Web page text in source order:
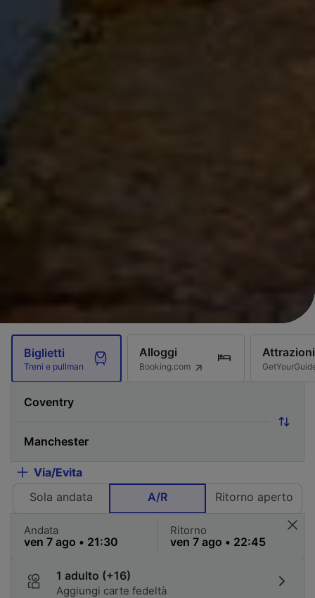
Biglietti
Treni e pullman
Alloggi
Booking.com
Attrazioni
Via/Evita
Sola andata
A/R Ritorno aperto
Andata Ritorno
1 adulto (+16)
Aggiungi carte fedeltà